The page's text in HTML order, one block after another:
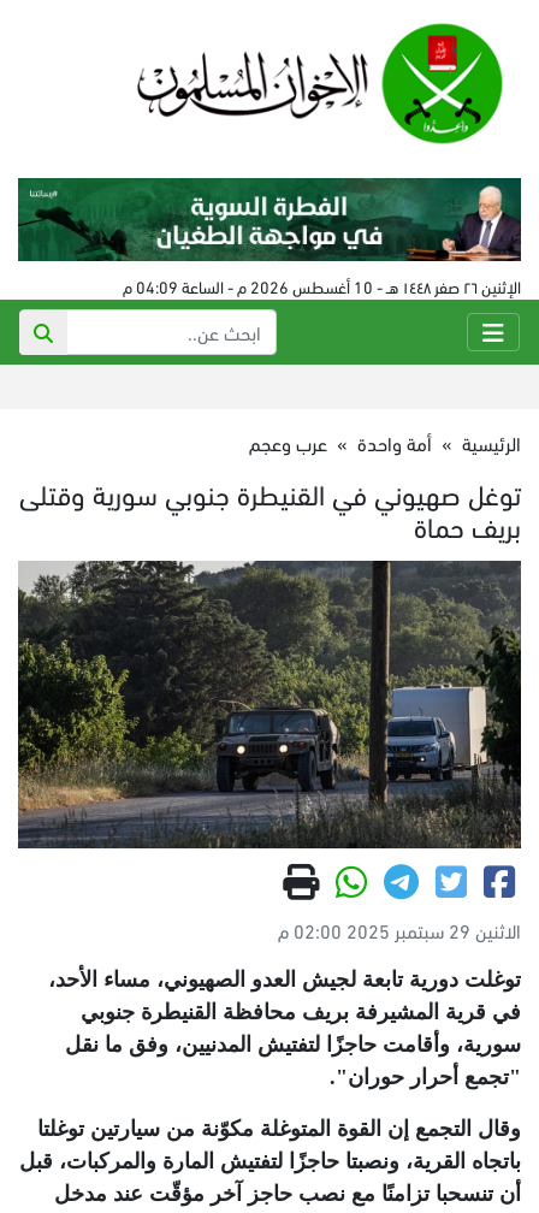
الإثنين ٢٦ صفر ١٤٤٨ هـ - 10 أغسطس 2026 م - الساعة 04:09 م
الرئيسية » أمة واحدة » عرب وعجم
توغل صهيوني في القنيطرة جنوبي سورية وقتلى
بريف حماة
الاثنين 29 سبتمبر 2025 02:00 م
توغلت دورية تابعة لجيش العدو الصهيوني، مساء الأحد،
في قرية المشيرفة بريف محافظة القنيطرة جنوبي
سورية، وأقامت حاجزًا لتفتيش المدنيين، وفق ما نقل
"تجمع أحرار حوران".
وقال التجمع إن القوة المتوغلة مكوّنة من سيارتين توغلتا
باتجاه القرية، ونصبتا حاجزًا لتفتيش المارة والمركبات، قبل
أن تنسحبا تزامنًا مع نصب حاجز آخر مؤقّت عند مدخل